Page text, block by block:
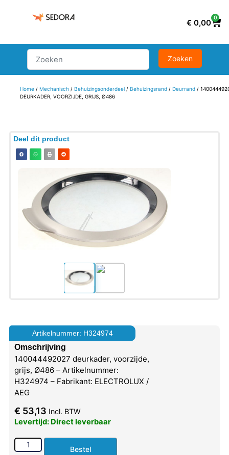
€ 0,00
0
Home/ Mechanisch/ Behuizingsonderdeel/ Behuizingsrand/ Deurrand/
DEURKADER, VOORZIJDE, GRIJS, Ø486
Deel dit product
Artikelnummer: H324974
Omschrijving
140044492027 deurkader, voorzijde,
grijs, Ø486 – Artikelnummer:
H324974 – Fabrikant: ELECTROLUX /
AEG
€ 53,13 Incl. BTW
Levertijd: Direct leverbaar
Bestel